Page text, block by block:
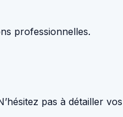
professionnelles.
pas à détailler vos